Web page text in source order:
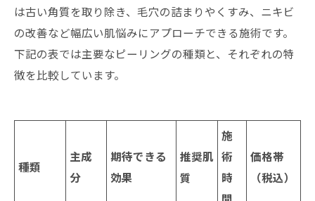
対応
港北駅エリアにおけるピーリング施術について
港北駅エリアでピーリングが人気を集める理由
港北駅エリアの魅力について
関連エリア
対応地域
は古い角質を取り除き、毛穴の詰まりやくすみ、ニキビ
の改善など幅広い肌悩みにアプローチできる施術です。
下記の表では主要なピーリングの種類と、それぞれの特
徴を比較しています。
種類
主成
分
期待できる
効果
推奨肌
質
施
術
時
価格帯
（税込）